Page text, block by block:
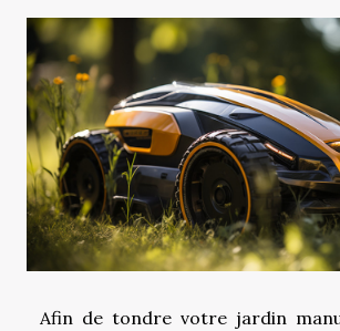
Afin de tondre votre jardin